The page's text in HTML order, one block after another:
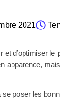
2021
et d’optimiser le
apparence,
poser les